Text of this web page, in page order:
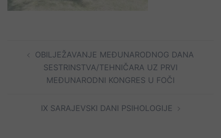
navigation
OBILJEŽAVANJE MEĐUNARODNOG DANA
SESTRINSTVA/TEHNIČARA UZ PRVI
MEĐUNARODNI KONGRES U FOČI
IX SARAJEVSKI DANI PSIHOLOGIJE